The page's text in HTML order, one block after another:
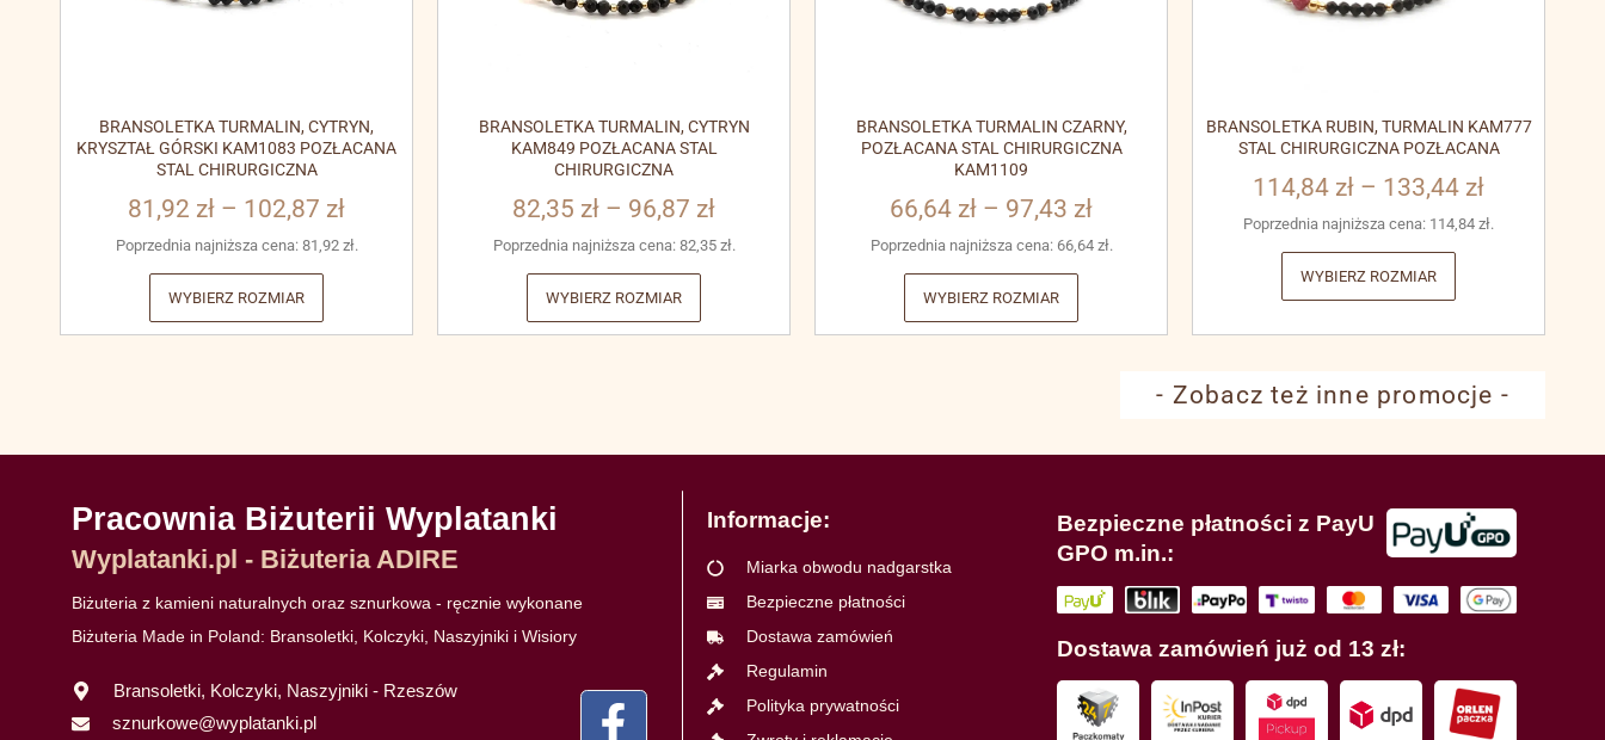
BRANSOLETKA TURMALIN, CYTRYN,
KRYSZTAŁ GÓRSKI KAM1083 POZŁACANA
STAL CHIRURGICZNA
81,92 zł – 102,87 zł
Poprzednia najniższa cena: 81,92 zł.
WYBIERZ ROZMIAR
BRANSOLETKA TURMALIN, CYTRYN
KAM849 POZŁACANA STAL
CHIRURGICZNA
82,35 zł – 96,87 zł
Poprzednia najniższa cena: 82,35 zł.
WYBIERZ ROZMIAR
BRANSOLETKA TURMALIN CZARNY,
POZŁACANA STAL CHIRURGICZNA
KAM1109
66,64 zł – 97,43 zł
Poprzednia najniższa cena: 66,64 zł.
WYBIERZ ROZMIAR
BRANSOLETKA RUBIN, TURMALIN KAM777
STAL CHIRURGICZNA POZŁACANA
114,84 zł – 133,44 zł
Poprzednia najniższa cena: 114,84 zł.
WYBIERZ ROZMIAR
- Zobacz też inne promocje -
Pracownia Biżuterii Wyplatanki
Wyplatanki.pl - Biżuteria ADIRE
Biżuteria z kamieni naturalnych oraz sznurkowa - ręcznie wykonane
Biżuteria Made in Poland: Bransoletki, Kolczyki, Naszyjniki i Wisiory
Bransoletki, Kolczyki, Naszyjniki - Rzeszów
sznurkowe@wyplatanki.pl
Informacje:
Miarka obwodu nadgarstka
Bezpieczne płatności
Dostawa zamówień
Regulamin
Polityka prywatności
Bezpieczne płatności z PayU
GPO m.in.:
Dostawa zamówień już od 13 zł: